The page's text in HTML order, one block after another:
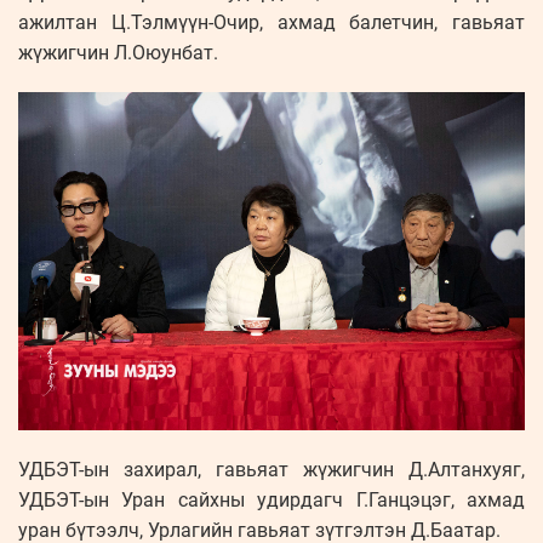
ажилтан Ц.Тэлмүүн-Очир, ахмад балетчин, гавьяат
жүжигчин Л.Оюунбат.
УДБЭТ-ын захирал, гавьяат жүжигчин Д.Алтанхуяг,
УДБЭТ-ын Уран сайхны удирдагч Г.Ганцэцэг, ахмад
уран бүтээлч, Урлагийн гавьяат зүтгэлтэн Д.Баатар.